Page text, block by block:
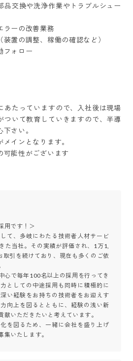
交換や洗浄作業やトラブルシュー
ラーの改善業務
装置の調整、稼働の確認など）
フォロー
あたっていますので、入社後は現場
ついて教育していきますので、半導
さい。
インとなります。
能性がございます
用です！＞
て、多岐にわたる技術者人材サービ
た当社。その実績が評価され、1万1,
取引を続けており、現在も多くのご依
心で毎年100名以上の採用を行ってき
としての中途採用も同時に積極的に
い経験をお持ちの技術者をお迎えす
向上を図るとともに、経験の浅い新
献いただきたいと考えています。
を図るため、一緒に会社を盛り上げ
集いたします。